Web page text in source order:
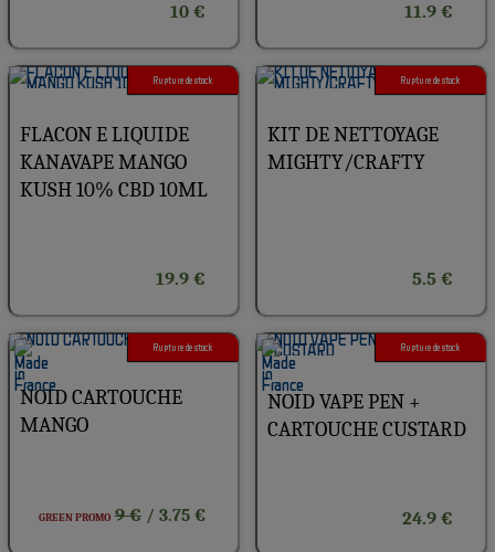
10 € 11.9 €
Rupture de stock
FLACON E LIQUIDE
KANAVAPE MANGO
KUSH 10% CBD 10ML
19.9 €
Rupture de stock
KIT DE NETTOYAGE
MIGHTY/CRAFTY
5.5 €
Rupture de stock
NOID CARTOUCHE
MANGO
GREEN PROMO 9 €/ 3.75 €
Rupture de stock
NOID VAPE PEN +
CARTOUCHE CUSTARD
24.9 €